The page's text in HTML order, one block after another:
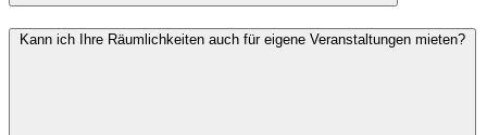
Kann ich Ihre Räumlichkeiten auch für eigene Veranstaltungen mieten?